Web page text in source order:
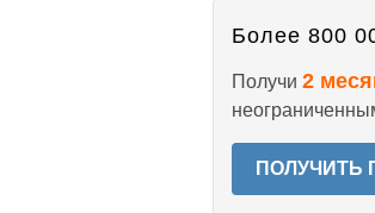
Более 800
Получи 2
ПОЛУЧИТЬ